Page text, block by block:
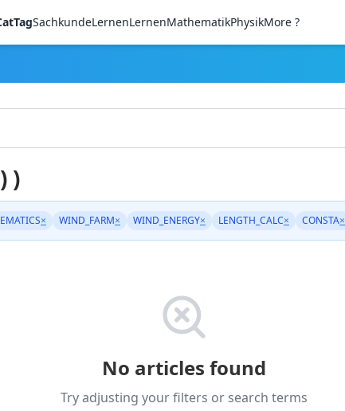
SachkundeLernenLernenMathematikPhysikMore ?
)
× WIND_FARM× WIND_ENERGY× LENGTH_CALC× CONSTA×
No articles found
Try adjusting your filters or search terms